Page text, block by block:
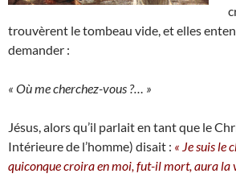
trouvèrent le tombeau vide, et elles
demander :
« Où me cherchez-vous ?… »
Jésus, alors qu’il parlait en tant que le
Intérieure de l’homme) disait : « Je suis le
quiconque croira en moi, fut-il mort, aura la